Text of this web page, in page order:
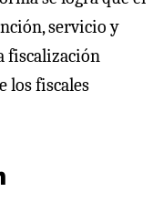
servicio y
fiscalización
los fiscales